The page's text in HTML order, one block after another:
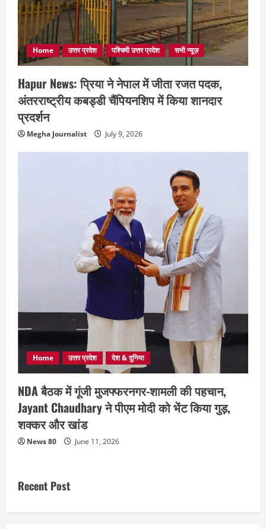
Home उत्तर प्रदेश पश्चिमी उत्तर प्रदेश सभी न्यूज़
Hapur News: प्रिया ने नेपाल में जीता रजत पदक,
अंतरराष्ट्रीय कबड्डी चैंपियनशिप में किया शानदार
प्रदर्शन
Megha Journalist July 9, 2026
Home उत्तर प्रदेश देश & दुनिया
NDA बैठक में गूंजी मुजफ्फरनगर-शामली की पहचान,
Jayant Chaudhary ने पीएम मोदी को भेंट किया गुड़,
शक्कर और खांड
News 80 June 11, 2026
Recent Post